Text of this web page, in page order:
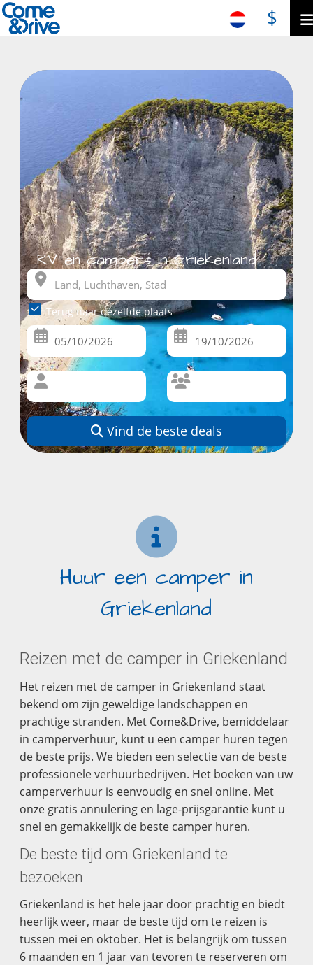
$
RV en campers in Griekenland
Terug naar dezelfde plaats
Vind de beste deals
Huur een camper in
Griekenland
Reizen met de camper in Griekenland
Het reizen met de camper in Griekenland staat
bekend om zijn geweldige landschappen en
prachtige stranden. Met Come&Drive, bemiddelaar
in camperverhuur, kunt u een camper huren tegen
de beste prijs. We bieden een selectie van de beste
professionele verhuurbedrijven. Het boeken van uw
camperverhuur is eenvoudig en snel online. Met
onze gratis annulering en lage-prijsgarantie kunt u
snel en gemakkelijk de beste camper huren.
De beste tijd om Griekenland te
bezoeken
Griekenland is het hele jaar door prachtig en biedt
heerlijk weer, maar de beste tijd om te reizen is
tussen mei en oktober. Het is belangrijk om tussen
6 maanden en 1 jaar van tevoren te reserveren om